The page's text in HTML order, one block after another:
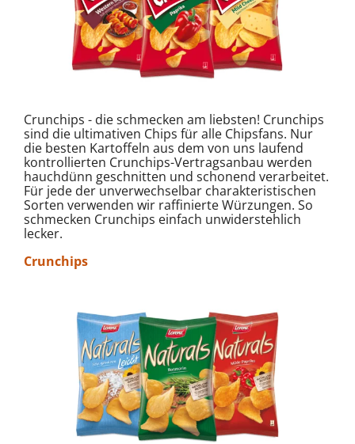
Crunchips - die schmecken am liebsten! Crunchips
sind die ultimativen Chips für alle Chipsfans. Nur
die besten Kartoffeln aus dem von uns laufend
kontrollierten Crunchips-Vertragsanbau werden
hauchdünn geschnitten und schonend verarbeitet.
Für jede der unverwechselbar charakteristischen
Sorten verwenden wir raffinierte Würzungen. So
schmecken Crunchips einfach unwiderstehlich
lecker.
Crunchips